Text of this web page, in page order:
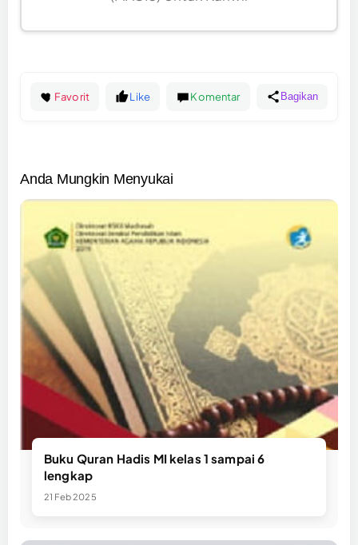
Favorit Like Komentar Bagikan
Anda Mungkin Menyukai
Buku Quran Hadis MI kelas 1 sampai 6
lengkap
21 Feb 2025